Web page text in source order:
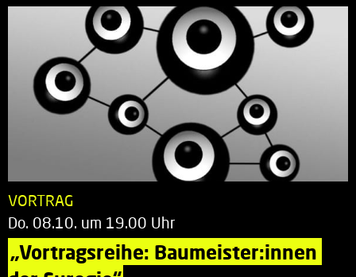
VORTRAG
Do. 08.10. um 19.00 Uhr
„Vortragsreihe: Baumeister:innen